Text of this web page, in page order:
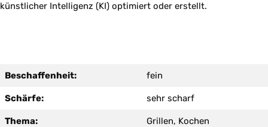
künstlicher Intelligenz (KI) optimiert oder erstellt.
Beschaffenheit: fein
Schärfe: sehr scharf
Thema: Grillen, Kochen